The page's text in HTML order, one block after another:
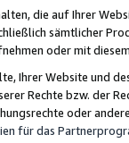
die auf Ihrer
sämtlicher
oder mit
Ihrer Website und
Rechte bzw. der
oder
für das